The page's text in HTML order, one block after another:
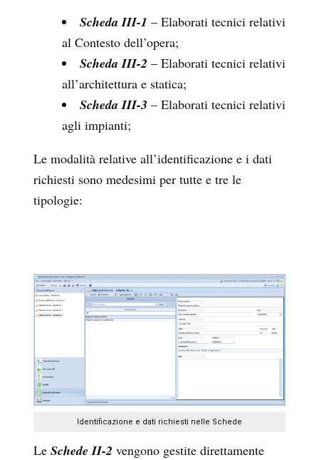
Scheda III-1 – Elaborati tecnici relativi
al Contesto dell’opera;
Scheda III-2 – Elaborati tecnici relativi
all’architettura e statica;
Scheda III-3 – Elaborati tecnici relativi
agli impianti;
Le modalità relative all’identificazione e i dati
richiesti sono medesimi per tutte e tre le
tipologie:
Identificazione e dati richiesti nelle Schede
Le Schede II-2 vengono gestite direttamente